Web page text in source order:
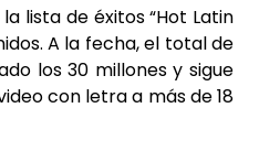
lista de éxitos “Hot Latin
A la fecha, el total de
los 30 millones y sigue
con letra a más de 18